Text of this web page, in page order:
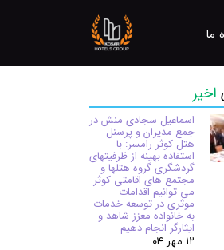
کیفیت
ما
اخیر
اسماعیل سجادی منش در
جمع مدیران و پرسنل
هتل کوثر رامسر: با
استفاده بهینه از ظرفیتهای
گردشگری گروه هتلها و
مجتمع های اقامتی کوثر
می توانیم اقدامات
موثری در توسعه خدمات
به خانواده معزز شاهد و
ایثارگر انجام دهیم
۱۲ مهر ۰۴